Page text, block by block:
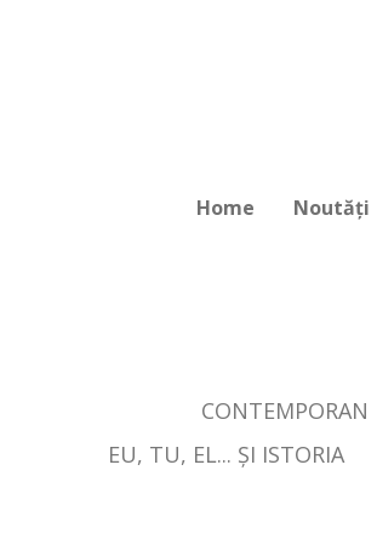
Home Noutăți
EU, TU, EL... ŞI ISTORIA